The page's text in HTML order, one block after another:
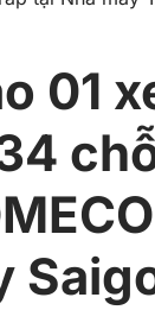
01